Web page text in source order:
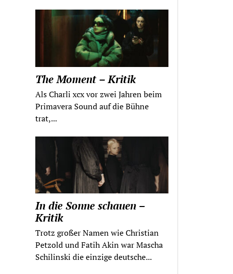
The Moment – Kritik
Als Charli xcx vor zwei Jahren beim
Primavera Sound auf die Bühne
trat,...
In die Sonne schauen –
Kritik
Trotz großer Namen wie Christian
Petzold und Fatih Akin war Mascha
Schilinski die einzige deutsche...